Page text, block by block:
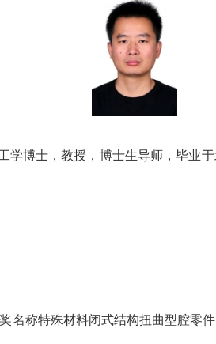
学博士，教授，博士生导师，毕业
名称特殊材料闭式结构扭曲型腔零